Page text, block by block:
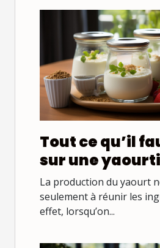
Tout ce qu’il
sur une
La production du yaourt
seulement à réunir les
effet, lorsqu’on...